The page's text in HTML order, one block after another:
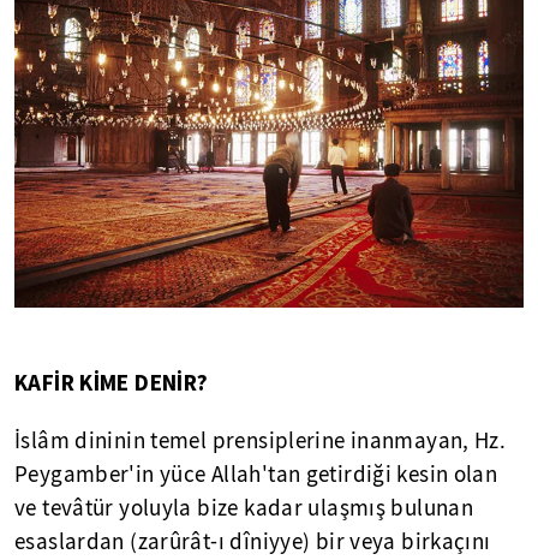
KAFİR KİME DENİR?
İslâm dininin temel prensiplerine inanmayan, Hz.
Peygamber'in yüce Allah'tan getirdiği kesin olan
ve tevâtür yoluyla bize kadar ulaşmış bulunan
esaslardan (zarûrât-ı dîniyye) bir veya birkaçını